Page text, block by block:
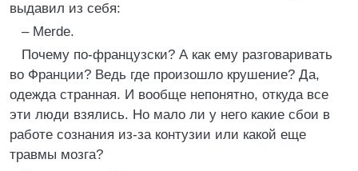
выдавил из себя:
– Merde.
Почему по-французски? А как ему разговаривать
во Франции? Ведь где произошло крушение? Да,
одежда странная. И вообще непонятно, откуда все
эти люди взялись. Но мало ли у него какие сбои в
работе сознания из-за контузии или какой еще
травмы мозга?